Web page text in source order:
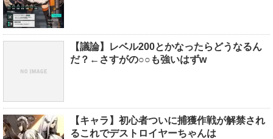
【議論】レベル200とかなったらどうなるん
だ？←さすがの○○も強いはずw
【キャラ】初心者ついに捕獲作戦が解禁され
るこれでデストロイヤーちゃんは